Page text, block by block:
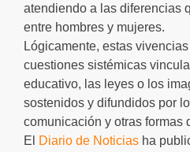
atendiendo a las diferencias
entre hombres y mujeres.
Lógicamente, estas
cuestiones sistémicas
educativo, las leyes o los
sostenidos y difundidos por
comunicación y otras formas
El
Diario de Noticias ha